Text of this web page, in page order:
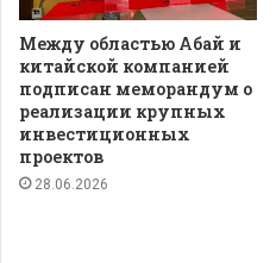
Между областью Абай и
китайской компанией
подписан меморандум о
реализации крупных
инвестиционных
проектов
28.06.2026